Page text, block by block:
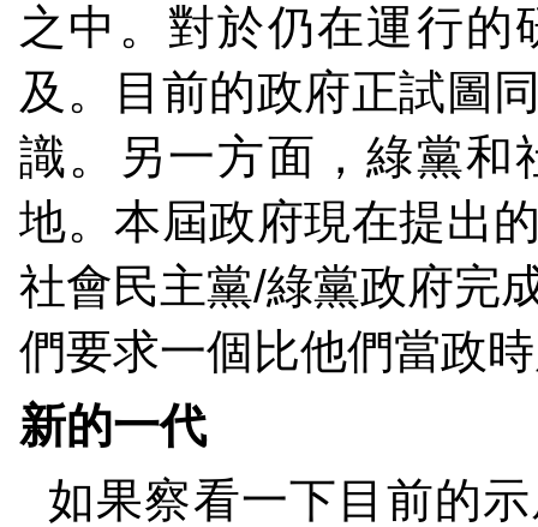
之中。對於仍在運行
及。目前的政府正試圖
識。另一方面，綠黨和
地。本屆政府現在提出
社會民主黨/綠黨政府完
們要求一個比他們當政
新的一代
如果察看一下目前的